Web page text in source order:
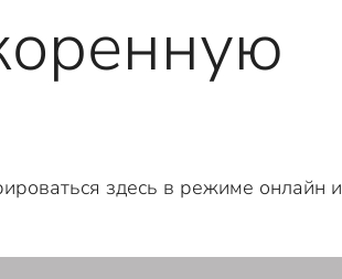
здесь в режиме онлайн и